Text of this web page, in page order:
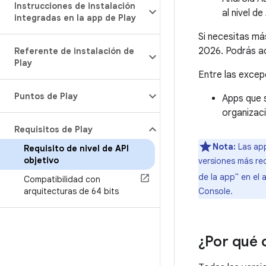
Instrucciones de instalación
integradas en la app de Play
Referente de instalación de
Play
Puntos de Play
Requisitos de Play
Requisito de nivel de API
objetivo
Compatibilidad con
arquitecturas de 64 bits
al nivel
Si necesitas
2026. Podrás
Entre las
Apps que
Nota: Las
versiones más
de la app" en el
Console.
¿Por qué